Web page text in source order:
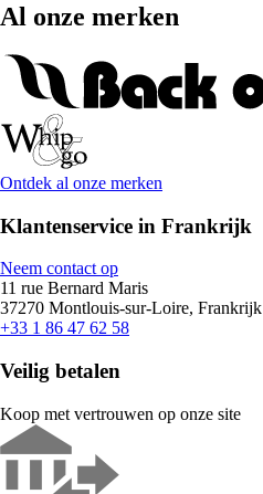
Al onze merken
Ontdek al onze merken
Klantenservice in Frankrijk
Neem contact op
11 rue Bernard Maris
37270 Montlouis-sur-Loire, Frankrijk
+33 1 86 47 62 58
Veilig betalen
Koop met vertrouwen op onze site